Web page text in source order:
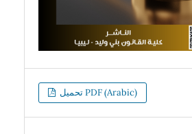
تحميل PDF (Arabic)